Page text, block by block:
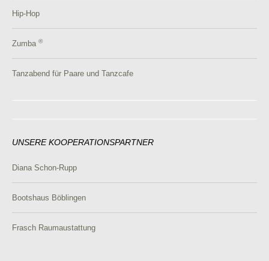
Hip-Hop
Zumba ®
Tanzabend für Paare und Tanzcafe
UNSERE KOOPERATIONSPARTNER
Diana Schon-Rupp
Bootshaus Böblingen
Frasch Raumaustattung